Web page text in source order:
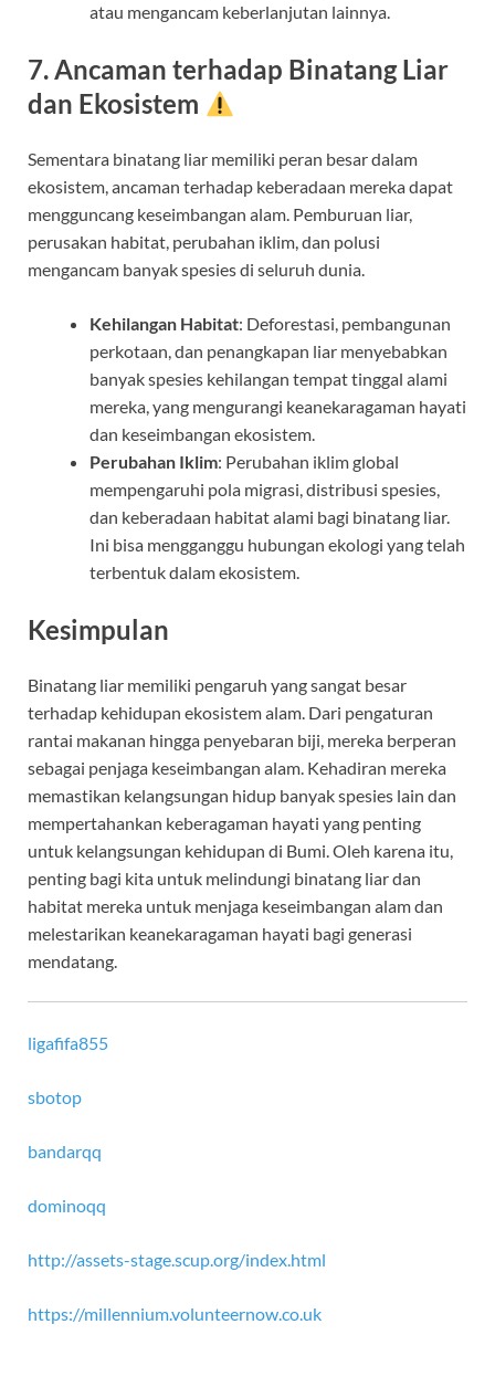
atau mengancam keberlanjutan lainnya.
7. Ancaman terhadap Binatang Liar
dan Ekosistem
Sementara binatang liar memiliki peran besar dalam
ekosistem, ancaman terhadap keberadaan mereka dapat
mengguncang keseimbangan alam. Pemburuan liar,
perusakan habitat, perubahan iklim, dan polusi
mengancam banyak spesies di seluruh dunia.
Kehilangan Habitat: Deforestasi, pembangunan
perkotaan, dan penangkapan liar menyebabkan
banyak spesies kehilangan tempat tinggal alami
mereka, yang mengurangi keanekaragaman hayati
dan keseimbangan ekosistem.
Perubahan Iklim: Perubahan iklim global
mempengaruhi pola migrasi, distribusi spesies,
dan keberadaan habitat alami bagi binatang liar.
Ini bisa mengganggu hubungan ekologi yang telah
terbentuk dalam ekosistem.
Kesimpulan
Binatang liar memiliki pengaruh yang sangat besar
terhadap kehidupan ekosistem alam. Dari pengaturan
rantai makanan hingga penyebaran biji, mereka berperan
sebagai penjaga keseimbangan alam. Kehadiran mereka
memastikan kelangsungan hidup banyak spesies lain dan
mempertahankan keberagaman hayati yang penting
untuk kelangsungan kehidupan di Bumi. Oleh karena itu,
penting bagi kita untuk melindungi binatang liar dan
habitat mereka untuk menjaga keseimbangan alam dan
melestarikan keanekaragaman hayati bagi generasi
mendatang.
ligafifa855
sbotop
bandarqq
dominoqq
http://assets-stage.scup.org/index.html
https://millennium.volunteernow.co.uk